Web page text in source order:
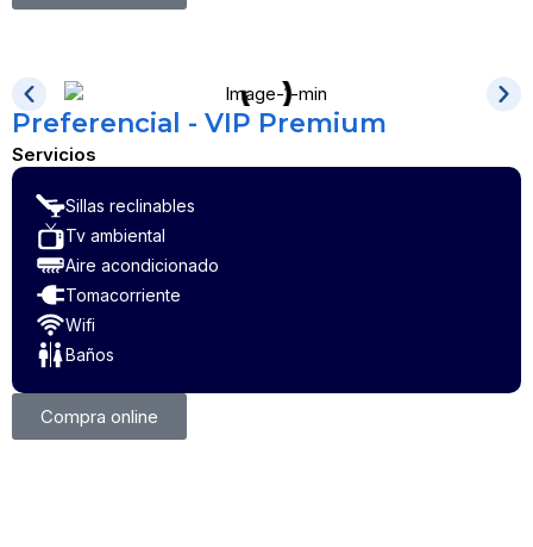
Preferencial - VIP Premium
Servicios
Sillas reclinables
Tv ambiental
Aire acondicionado
Tomacorriente
Wifi
Baños
Compra online